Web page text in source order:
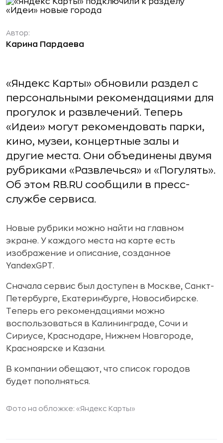
Автор:
Карина Пардаева
«Яндекс Карты» обновили раздел с
персональными рекомендациями для
прогулок и развлечений. Теперь
«Идеи» могут рекомендовать парки,
кино, музеи, концертные залы и
другие места. Они объединены двумя
рубриками «Развлечься» и «Погулять».
Об этом RB.RU сообщили в пресс-
службе сервиса.
Новые рубрики можно найти на главном
экране. У каждого места на карте есть
изображение и описание, созданное
YandexGPT.
Сначала сервис был доступен в Москве, Санкт-
Петербурге, Екатеринбурге, Новосибирске.
Теперь его рекомендациями можно
воспользоваться в Калининграде, Сочи и
Сириусе, Краснодаре, Нижнем Новгороде,
Красноярске и Казани.
В компании обещают, что список городов
будет пополняться.
Фото на обложке: «Яндекс Карты»